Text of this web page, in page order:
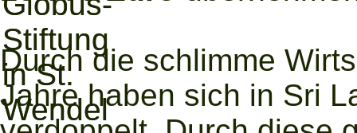
Durch die schlimme
Jahre haben sich in Sri